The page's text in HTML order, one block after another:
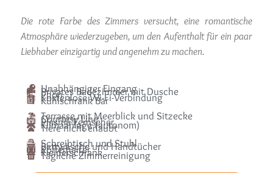
Die rote Farbe des Zimmers versucht, eine romantische
Atmosphäre wiederzugeben, um den Aufenthalt für ein paar
Liebhaber einzigartig und angenehm zu machen.
Unabhängiger Eingang
Privates Badezimmer mit Dusche
Phon
Kostenlose Wi-Fi-Verbindung
Kühlschrank Bar
Terrasse mit Meerblick und Sitzecke
Courtesy Line
Plasma Fernseher
Klimaanlage (autonom)
Tiere nicht erlaubt
Schreibtisch und Stuhl
Bettwäsche und Handtücher
Kofferhalter
Kleiderschrank
Tägliche Zimmerreinigung